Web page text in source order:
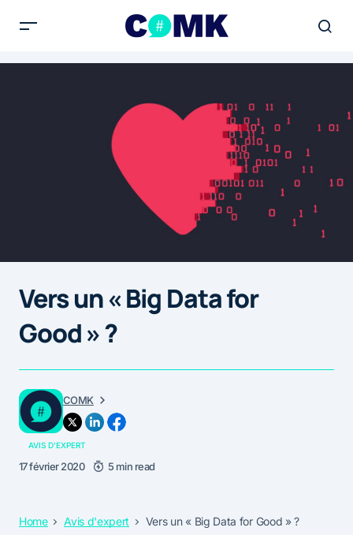
Vers un « Big Data for
Good » ?
COMK
AVIS D'EXPERT
17 février 2020 5 min read
Home Avis d'expert Vers un « Big Data for Good » ?